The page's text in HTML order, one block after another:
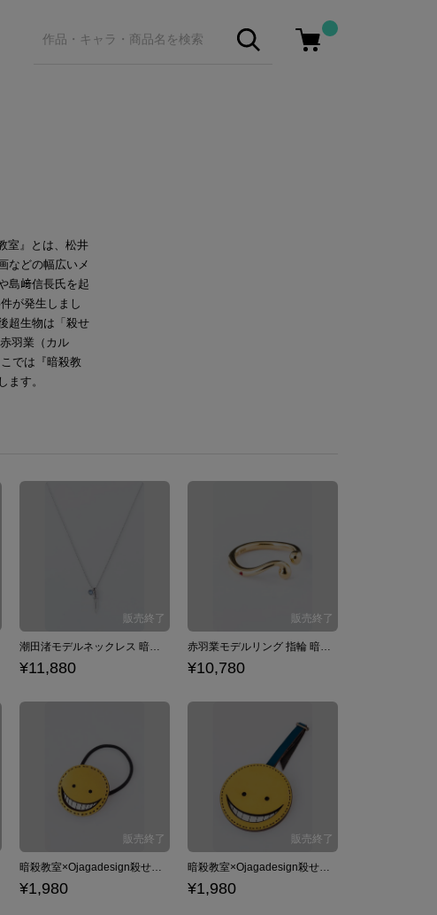
室』とは、松井
などの幅広いメ
島﨑信長氏を起
が発生しまし
超生物は「殺せ
羽業（カル
では『暗殺教
ます。
潮田渚モデルネックレス 暗殺教室
¥11,880
赤羽業モデルリング 指輪 暗殺教室
¥10,780
暗殺教室×Ojagadesign殺せんせーヘアゴム ヘアゴム 暗殺教室
¥1,980
暗殺教室×Ojagadesign殺せんせーラゲージタグ ラゲージタグ 暗殺教室
¥1,980